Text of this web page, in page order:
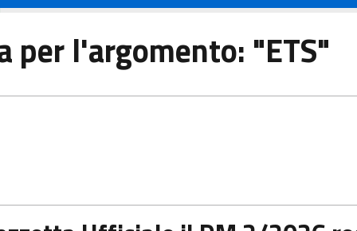
per l'argomento: "ETS"